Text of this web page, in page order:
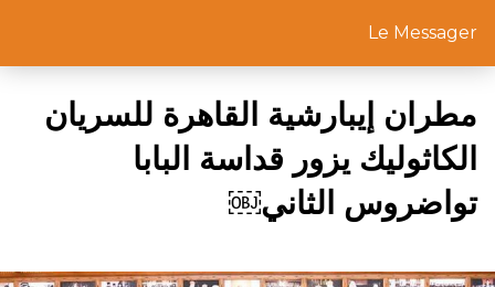
Le Messager
مطران إيبارشية القاهرة للسريان
الكاثوليك يزور قداسة البابا
تواضروس الثاني￼